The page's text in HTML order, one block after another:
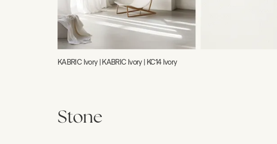
KABRIC Ivory | KABRIC Ivory | KC14 Ivory
Stone